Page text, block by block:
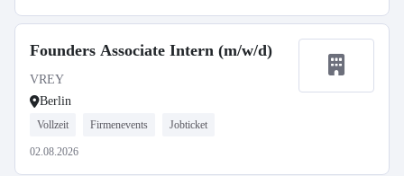
Founders Associate Intern (m/w/d)
VREY
Berlin
Vollzeit Firmenevents Jobticket
02.08.2026